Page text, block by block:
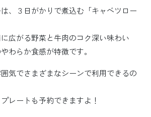
、３日がかりで煮込む「キャベツロー
広がる野菜と牛肉のコク深い味わい
わらか食感が特徴です。
気でさまざまなシーンで利用できるの
レートも予約できますよ！